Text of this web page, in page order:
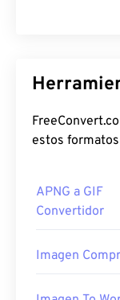
estos
APNG a GIF
Convertidor
Imagen